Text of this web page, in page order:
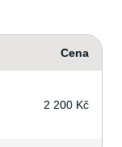
Cena
2 200 Kč